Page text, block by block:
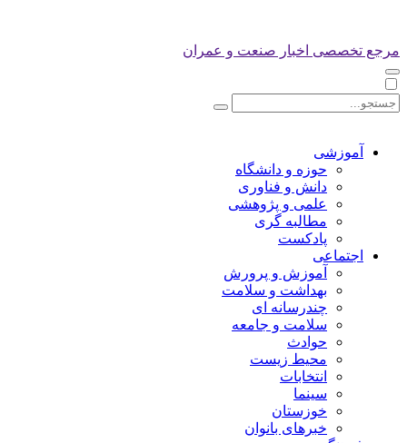
مرجع تخصصی اخبار صنعت و عمران
آموزشی
حوزه و دانشگاه
دانش و فناوری
علمی و پژوهشی
مطالبه گری
پادکست
اجتماعی
آموزش و پرورش
بهداشت و سلامت
چندرسانه ای
سلامت و جامعه
حوادث
محیط زیست
انتخابات
سینما
خوزستان
خبرهای بانوان